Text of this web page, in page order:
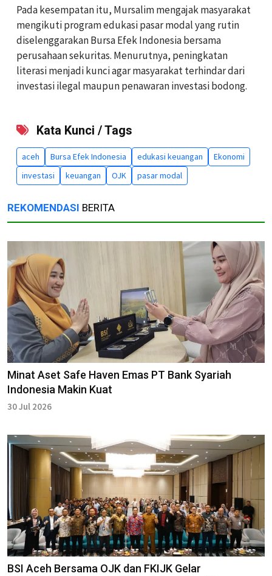
Pada kesempatan itu, Mursalim mengajak masyarakat
mengikuti program edukasi pasar modal yang rutin
diselenggarakan Bursa Efek Indonesia bersama
perusahaan sekuritas. Menurutnya, peningkatan
literasi menjadi kunci agar masyarakat terhindar dari
investasi ilegal maupun penawaran investasi bodong.
Kata Kunci / Tags
aceh Bursa Efek Indonesia edukasi keuangan
Ekonomi
investasi
keuangan OJK pasar modal
REKOMENDASI BERITA
Minat Aset Safe Haven Emas PT Bank Syariah
Indonesia Makin Kuat
30 Jul 2026
BSI Aceh Bersama OJK dan FKIJK Gelar